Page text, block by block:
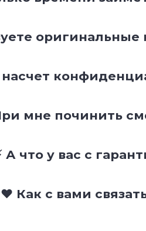
мне починить
А что у вас с
❤️ Как с вами